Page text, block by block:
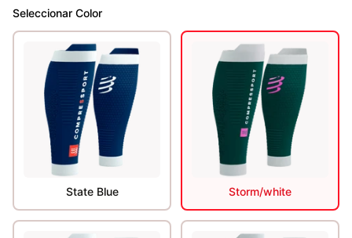
Seleccionar Color
State Blue Storm/white